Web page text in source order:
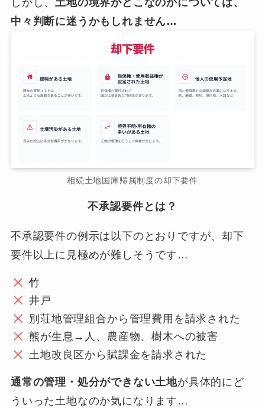
しかし、土地の境界がどこなのかについては、
中々判断に迷うかもしれません…
相続土地国庫帰属制度の却下要件
不承認要件とは？
不承認要件の例示は以下のとおりですが、却下
要件以上に見極めが難しそうです…
竹
井戸
別荘地管理組合から管理費用を請求された
熊が生息→人、農産物、樹木への被害
土地改良区から賦課金を請求された
通常の管理・処分ができない土地が具体的にど
ういった土地なのか気になります…